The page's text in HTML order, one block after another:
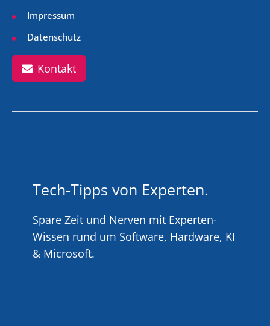
Impressum
Datenschutz
Kontakt
Tech-Tipps von Experten.
Spare Zeit und Nerven mit Experten-
Wissen rund um Software, Hardware, KI
& Microsoft.